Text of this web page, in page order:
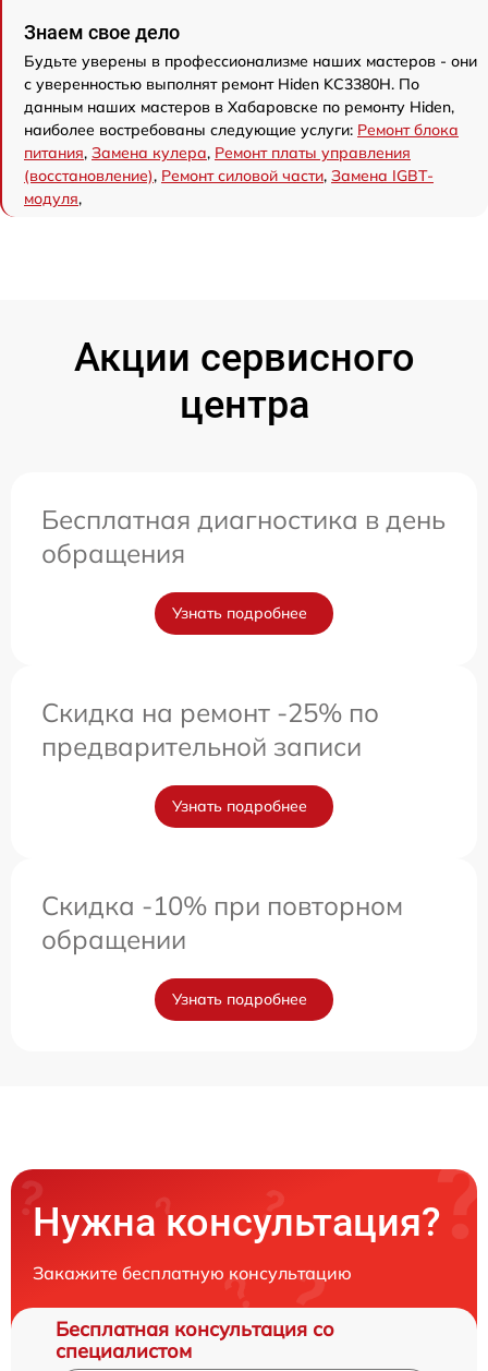
Знаем свое дело
Будьте уверены в профессионализме наших мастеров - они
с уверенностью выполнят ремонт Hiden KC3380H. По
данным наших мастеров в Хабаровске по ремонту Hiden,
наиболее востребованы следующие услуги: Ремонт блока
питания, Замена кулера, Ремонт платы управления
(восстановление), Ремонт силовой части, Замена IGBT-
модуля,
Акции сервисного
центра
Бесплатная диагностика в день
обращения
Узнать подробнее
Скидка на ремонт -25% по
предварительной записи
Узнать подробнее
Скидка -10% при повторном
обращении
Узнать подробнее
Нужна консультация?
Закажите бесплатную консультацию
Бесплатная консультация со
специалистом